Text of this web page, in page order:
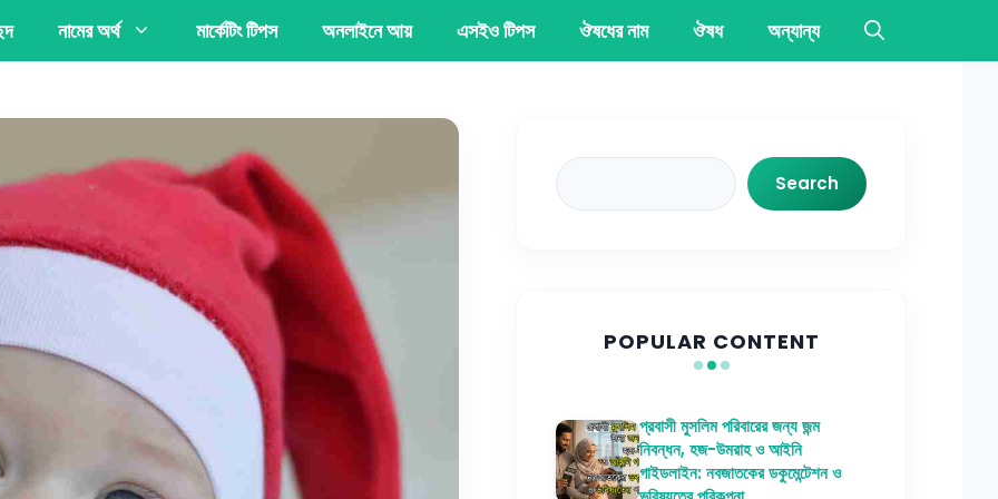
নামের অর্থ মার্কেটিং টিপস অনলাইনে আয় এসইও টিপস ঔষধের নাম ঔষধ অন্যান্য
Search
Search
POPULAR CONTENT
প্রবাসী মুসলিম পরিবারের জন্য জন্ম
নিবন্ধন, হজ-উমরাহ ও আইনি
গাইডলাইন: নবজাতকের ডকুমেন্টেশন ও